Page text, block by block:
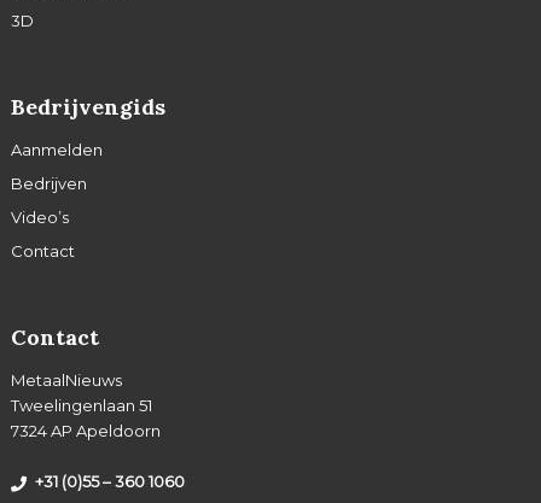
3D
Bedrijvengids
Aanmelden
Bedrijven
Video’s
Contact
Contact
MetaalNieuws
Tweelingenlaan 51
7324 AP Apeldoorn
+31 (0)55 – 360 1060